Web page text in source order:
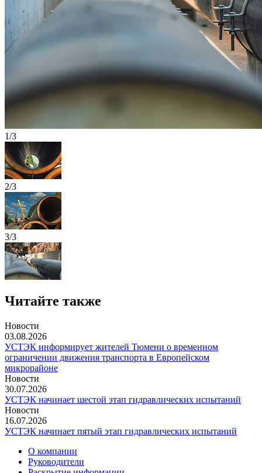
1/3
2/3
3/3
Читайте также
Новости
03.08.2026
УСТЭК информирует жителей Тюмени о временном
ограничении движения транспорта в Европейском
микрорайоне
Новости
30.07.2026
УСТЭК начинает шестой этап гидравлических испытаний
Новости
16.07.2026
УСТЭК начинает пятый этап гидравлических испытаний
О компании
Руководители